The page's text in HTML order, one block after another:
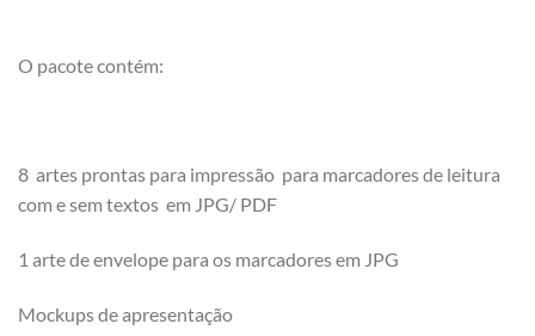
O pacote contém:
8 artes prontas para impressão para marcadores de leitura
com e sem textos em JPG/ PDF
1 arte de envelope para os marcadores em JPG
Mockups de apresentação